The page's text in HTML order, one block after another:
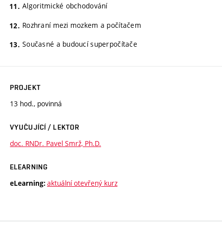
Algoritmické obchodování
Rozhraní mezi mozkem a počítačem
Současné a budoucí superpočítače
PROJEKT
13 hod., povinná
VYUČUJÍCÍ / LEKTOR
doc. RNDr. Pavel Smrž, Ph.D.
ELEARNING
eLearning: aktuální otevřený kurz